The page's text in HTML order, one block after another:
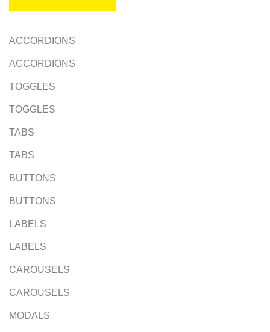
ACCORDIONS
ACCORDIONS
TOGGLES
TOGGLES
TABS
TABS
BUTTONS
BUTTONS
LABELS
LABELS
CAROUSELS
CAROUSELS
MODALS